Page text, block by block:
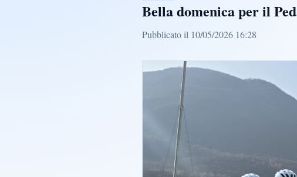
Bella domenica per il
Pubblicato il 10/05/2026 16:28